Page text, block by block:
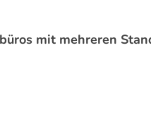
mit mehreren